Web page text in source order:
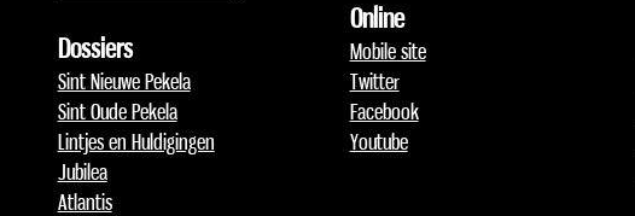
Dossiers
Sint Nieuwe Pekela
Sint Oude Pekela
Lintjes en Huldigingen
Jubilea
Atlantis
Online
Mobile site
Twitter
Facebook
Youtube